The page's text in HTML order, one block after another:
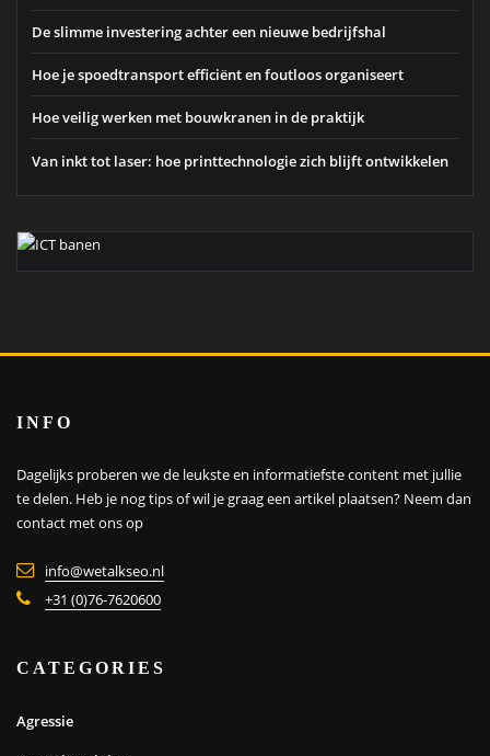
De slimme investering achter een nieuwe bedrijfshal
Hoe je spoedtransport efficiënt en foutloos organiseert
Hoe veilig werken met bouwkranen in de praktijk
Van inkt tot laser: hoe printtechnologie zich blijft ontwikkelen
INFO
Dagelijks proberen we de leukste en informatiefste content met jullie
te delen. Heb je nog tips of wil je graag een artikel plaatsen? Neem dan
contact met ons op
info@wetalkseo.nl
+31 (0)76-7620600
CATEGORIES
Agressie